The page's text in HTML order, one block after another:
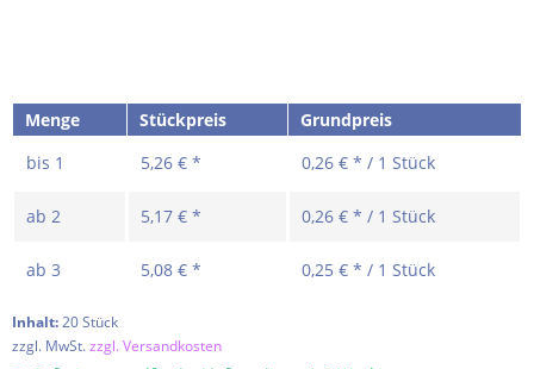
Menge Stückpreis
Grundpreis
bis 1 5,26 € * 0,26 € * / 1 Stück
ab 2 5,17 € * 0,26 € * / 1 Stück
ab 3 5,08 € * 0,25 € * / 1 Stück
Inhalt:20 Stück
zzgl. MwSt.zzgl. Versandkosten